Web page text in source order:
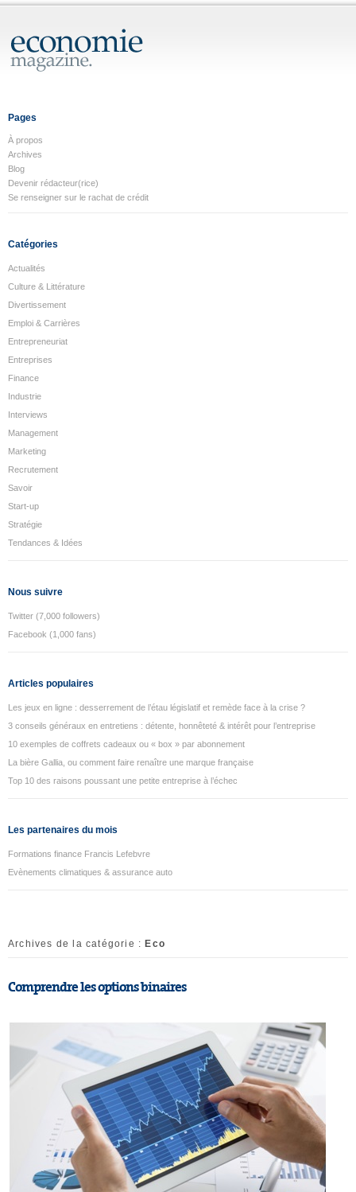
Pages
À propos
Archives
Blog
Devenir rédacteur(rice)
Se renseigner sur le rachat de crédit
Catégories
Actualités
Culture & Littérature
Divertissement
Emploi & Carrières
Entrepreneuriat
Entreprises
Finance
Industrie
Interviews
Management
Marketing
Recrutement
Savoir
Start-up
Stratégie
Tendances & Idées
Nous suivre
Twitter (7,000 followers)
Facebook (1,000 fans)
Articles populaires
Les jeux en ligne : desserrement de l’étau législatif et remède face à la crise ?
3 conseils généraux en entretiens : détente, honnêteté & intérêt pour l’entreprise
10 exemples de coffrets cadeaux ou « box » par abonnement
La bière Gallia, ou comment faire renaître une marque française
Top 10 des raisons poussant une petite entreprise à l’échec
Les partenaires du mois
Formations finance Francis Lefebvre
Evènements climatiques & assurance auto
Archives de la catégorie : Eco
Comprendre les options binaires